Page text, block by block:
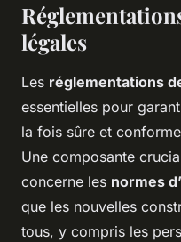
légales
Les réglementations
essentielles pour
la fois sûre et
Une composante
concerne les normes
que les nouvelles
tous, y compris les